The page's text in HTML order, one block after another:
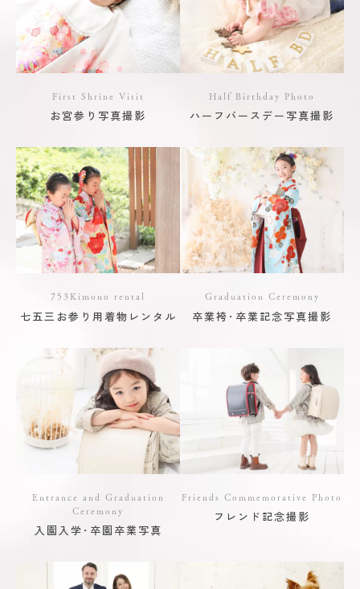
First Shrine Visit
お宮参り写真撮影
Half Birthday Photo
ハーフバースデー写真撮影
753Kimono rental
七五三お参り用着物レンタル
Graduation Ceremony
卒業袴･卒業記念写真撮影
Entrance and Graduation
Ceremony
入園入学･卒園卒業写真
Friends Commemorative Photo
フレンド記念撮影